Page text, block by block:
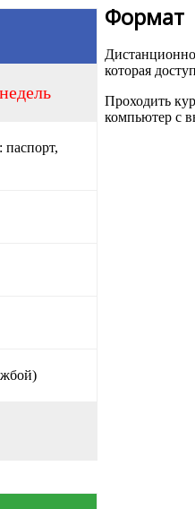
паспорт,
Формат
которая
Проходить
компьютер с